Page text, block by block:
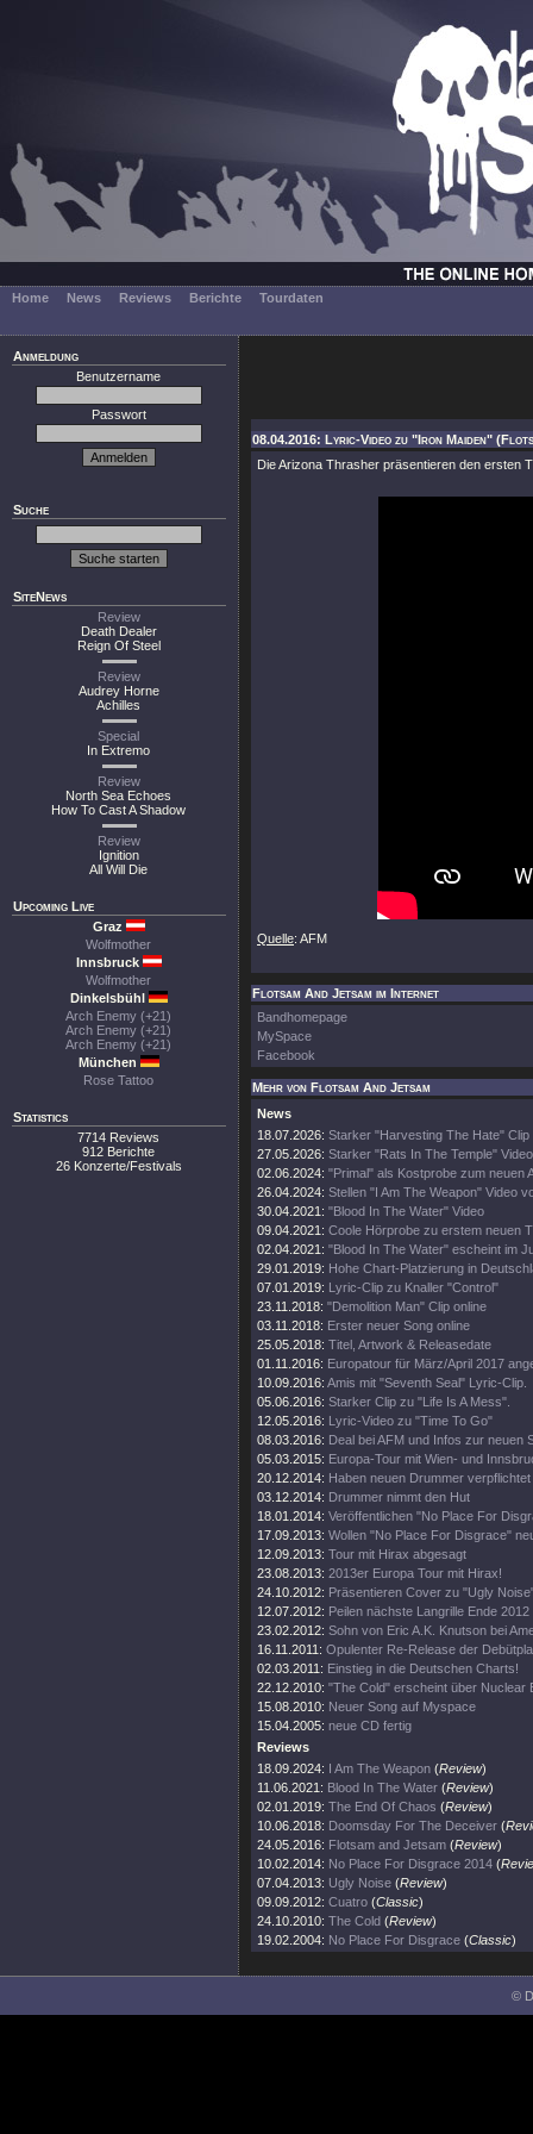
Home News Reviews Berichte Tourdaten
Anmeldung
Benutzername
Passwort
Suche
SiteNews
Review
Death Dealer
Reign Of Steel
Review
Audrey Horne
Achilles
Special
In Extremo
Review
North Sea Echoes
How To Cast A Shadow
Review
Ignition
All Will Die
Upcoming Live
Graz
Wolfmother
Innsbruck
Wolfmother
Dinkelsbühl
Arch Enemy (+21)
Arch Enemy (+21)
Arch Enemy (+21)
München
Rose Tattoo
Statistics
7714 Reviews
912 Berichte
26 Konzerte/Festivals
08.04.2016: Lyric-Video zu "Iron Maiden"
Die Arizona Thrasher präsentieren den ersten
Quelle: AFM
Flotsam And Jetsam im Internet
Bandhomepage
MySpace
Facebook
Mehr von Flotsam And Jetsam
News
18.07.2026: Starker "Harvesting The Hate" Clip
27.05.2026: Starker "Rats In The Temple"
02.06.2024: "Primal" als Kostprobe zum neuen
26.04.2024: Stellen "I Am The Weapon" Video
30.04.2021: "Blood In The Water" Video
09.04.2021: Coole Hörprobe zu erstem neuen
02.04.2021: "Blood In The Water" escheint im
29.01.2019: Hohe Chart-Platzierung in
07.01.2019: Lyric-Clip zu Knaller "Control"
23.11.2018: "Demolition Man" Clip online
03.11.2018: Erster neuer Song online
25.05.2018: Titel, Artwork & Releasedate
01.11.2016: Europatour für März/April 2017
10.09.2016: Amis mit "Seventh Seal" Lyric-Clip.
05.06.2016: Starker Clip zu "Life Is A Mess".
12.05.2016: Lyric-Video zu "Time To Go"
08.03.2016: Deal bei AFM und Infos zur neuen
05.03.2015: Europa-Tour mit Wien- und
20.12.2014: Haben neuen Drummer verpflichtet
03.12.2014: Drummer nimmt den Hut
18.01.2014: Veröffentlichen "No Place For
17.09.2013: Wollen "No Place For Disgrace"
12.09.2013: Tour mit Hirax abgesagt
23.08.2013: 2013er Europa Tour mit Hirax!
24.10.2012: Präsentieren Cover zu "Ugly
12.07.2012: Peilen nächste Langrille Ende 2012
23.02.2012: Sohn von Eric A.K. Knutson bei
16.11.2011: Opulenter Re-Release der
02.03.2011: Einstieg in die Deutschen Charts!
22.12.2010: "The Cold" erscheint über Nuclear
15.08.2010: Neuer Song auf Myspace
15.04.2005: neue CD fertig
Reviews
18.09.2024: I Am The Weapon (Review)
11.06.2021: Blood In The Water (Review)
02.01.2019: The End Of Chaos (Review)
10.06.2018: Doomsday For The Deceiver (
24.05.2016: Flotsam and Jetsam (Review)
10.02.2014: No Place For Disgrace 2014 (
07.04.2013: Ugly Noise (Review)
09.09.2012: Cuatro (Classic)
24.10.2010: The Cold (Review)
19.02.2004: No Place For Disgrace (Classic)
©